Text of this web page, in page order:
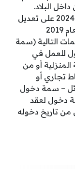
البلاد.
نص القرار الوزاري رقم 300 لسنة 2024 على تعديل
المادة 12 من القرار الوزاري 957 للعام 2019
التالية (سمة
للعمل في
أو من
تجاري أو
– سمة دخول
دخول لعقد
تاريخ دخوله